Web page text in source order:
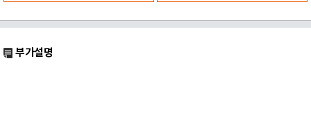
부가설명